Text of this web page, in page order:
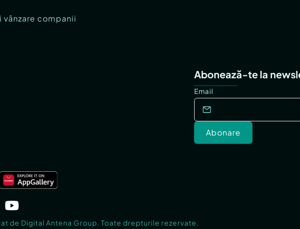
companii
Abonează-te la
Email
Abonare
de Digital Antena Group. Toate drepturile rezervate.